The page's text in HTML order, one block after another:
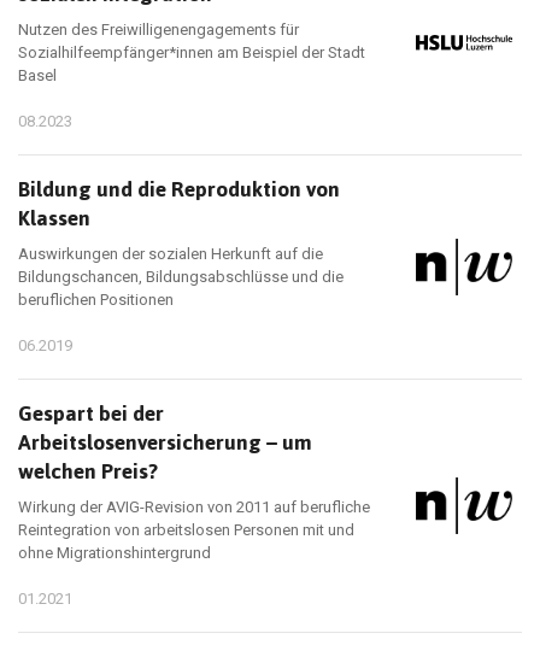
Nutzen des Freiwilligenengagements für
Sozialhilfeempfänger*innen am Beispiel der Stadt
Basel
08.2023
Bildung und die Reproduktion von
Klassen
Auswirkungen der sozialen Herkunft auf die
Bildungschancen, Bildungsabschlüsse und die
beruflichen Positionen
06.2019
Gespart bei der
Arbeitslosenversicherung – um
welchen Preis?
Wirkung der AVIG-Revision von 2011 auf berufliche
Reintegration von arbeitslosen Personen mit und
ohne Migrationshintergrund
01.2021